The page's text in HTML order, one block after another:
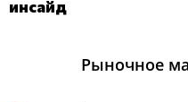
инcайд
Рынoчнoе